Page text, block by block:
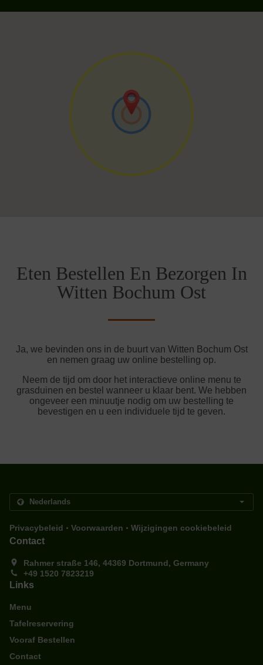
Eten Bestellen En Bezorgen In
Witten Bochum Ost
Ja, we bevinden ons in de buurt van Witten Bochum Ost
en nemen graag uw online bestelling op.
Neem de tijd om door het interactieve online menu te
grasduinen en bestel wanneer u klaar bent. We hebben
ongeveer een minuutje nodig om uw bestelling te
bevestigen en u een individuele tijd te geven.
Privacybeleid . Voorwaarden . Wijzigingen cookiebeleid
Contact
Rahmer straße 146, 44369 Dortmund, Germany
+49 1520 7823219
Links
Menu
Tafelreservering
Vooraf Bestellen
Contact